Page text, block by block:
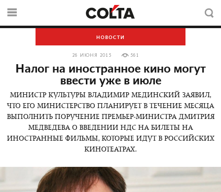
НОВОСТИ
26 ИЮНЯ 2015 561
Налог на иностранное кино могут
ввести уже в июле
МИНИСТР КУЛЬТУРЫ ВЛАДИМИР МЕДИНСКИЙ ЗАЯВИЛ,
ЧТО ЕГО МИНИСТЕРСТВО ПЛАНИРУЕТ В ТЕЧЕНИЕ МЕСЯЦА
ВЫПОЛНИТЬ ПОРУЧЕНИЕ ПРЕМЬЕР-МИНИСТРА ДМИТРИЯ
МЕДВЕДЕВА О ВВЕДЕНИИ НДС НА БИЛЕТЫ НА
ИНОСТРАННЫЕ ФИЛЬМЫ, КОТОРЫЕ ИДУТ В РОССИЙСКИХ
КИНОТЕАТРАХ.